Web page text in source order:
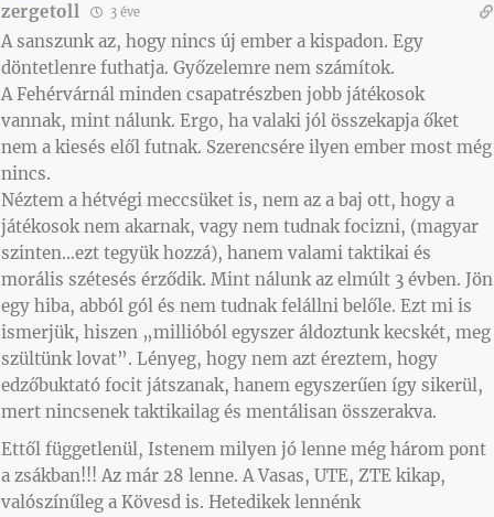
zergetoll 3 éve
A sanszunk az, hogy nincs új ember a kispadon. Egy
döntetlenre futhatja. Győzelemre nem számítok.
A Fehérvárnál minden csapatrészben jobb játékosok
vannak, mint nálunk. Ergo, ha valaki jól összekapja őket
nem a kiesés elől futnak. Szerencsére ilyen ember most még
nincs.
Néztem a hétvégi meccsüket is, nem az a baj ott, hogy a
játékosok nem akarnak, vagy nem tudnak focizni, (magyar
szinten…ezt tegyük hozzá), hanem valami taktikai és
morális szétesés érződik. Mint nálunk az elmúlt 3 évben. Jön
egy hiba, abból gól és nem tudnak felállni belőle. Ezt mi is
ismerjük, hiszen „millióból egyszer áldoztunk kecskét, meg
szültünk lovat”. Lényeg, hogy nem azt éreztem, hogy
edzőbuktató focit játszanak, hanem egyszerűen így sikerül,
mert nincsenek taktikailag és mentálisan összerakva.
Ettől függetlenül, Istenem milyen jó lenne még három pont
a zsákban!!! Az már 28 lenne. A Vasas, UTE, ZTE kikap,
valószínűleg a Kövesd is. Hetedikek lennénk